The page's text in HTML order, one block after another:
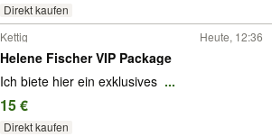
Direkt kaufen
Kettig Heute, 12:36
Helene Fischer VIP Package
Ich biete hier ein exklusives ...
15 €
Direkt kaufen